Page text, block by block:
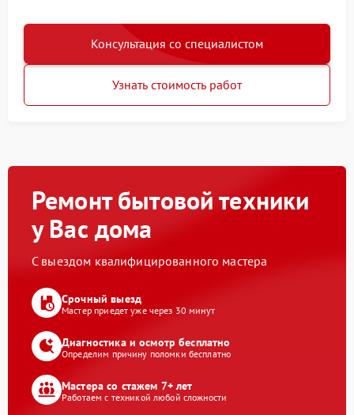
Консультация со специалистом
Узнать стоимость работ
Ремонт бытовой техники
у Вас дома
С выездом квалифицированного мастера
Срочный выезд
Мастер приедет уже через 30 минут
Диагностика и осмотр бесплатно
Определим причину поломки бесплатно
Мастера со стажем 7+ лет
Работаем с техникой любой сложности